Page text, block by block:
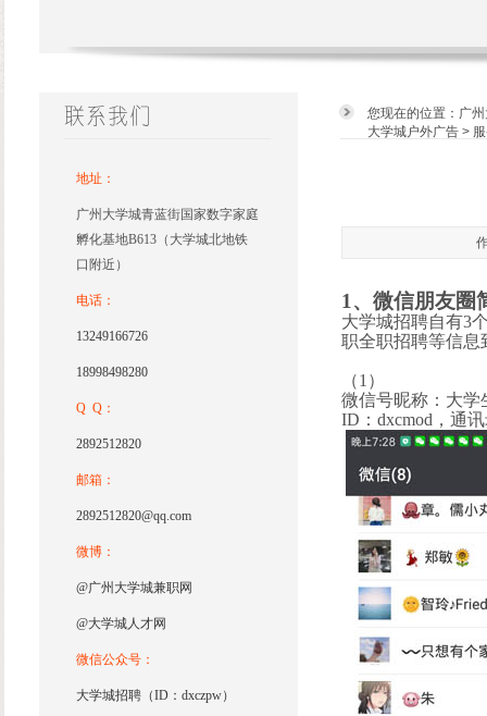
地址：
广州大学城青蓝街国家数字家庭
孵化基地B613（大学城北地铁
口附近）
电话：
13249166726
18998498280
Q Q：
2892512820
邮箱：
2892512820@qq.com
微博：
@广州大学城兼职网
@大学城人才网
微信公众号：
大学城招聘（ID：dxczpw）
您现在的位置： 广
大学城户外广告 >
1、微信朋友圈
大学城招聘自有3
职全职招聘等信息
（1）
微信号昵称：大学
ID：dxcmod，通